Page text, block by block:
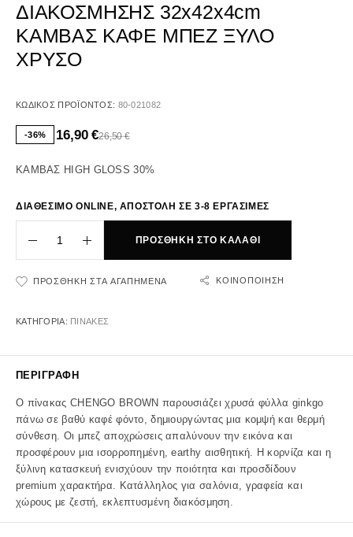
ΔΙΑΚΟΣΜΗΣΗΣ 32x42x4cm
ΚΑΜΒΑΣ ΚΑΦΕ ΜΠΕΖ ΞΥΛΟ
ΧΡΥΣΟ
ΚΩΔΙΚΌΣ ΠΡΟΪΌΝΤΟΣ: 80-021082
-36% 26,50€
16,90€
ΚΑΜΒΑΣ HIGH GLOSS 30%
ΔΙΑΘΕΣΙΜΟ ONLINE, ΑΠΟΣΤΟΛΗ ΣΕ 3-8 ΕΡΓΑΣΙΜΕΣ
ΠΡΟΣΘΉΚΗ ΣΤΟ ΚΑΛΆΘΙ
ΠΡΟΣΘΉΚΗ ΣΤΑ ΑΓΑΠΗΜΈΝΑ ΚΟΙΝΟΠΟΊΗΣΗ
ΚΑΤΗΓΟΡΊΑ: ΠΙΝΑΚΕΣ
ΠΕΡΙΓΡΑΦΉ
Ο πίνακας CHENGO BROWN παρουσιάζει χρυσά φύλλα ginkgo
πάνω σε βαθύ καφέ φόντο, δημιουργώντας μια κομψή και θερμή
σύνθεση. Οι μπεζ αποχρώσεις απαλύνουν την εικόνα και
προσφέρουν μια ισορροπημένη, earthy αισθητική. Η κορνίζα και η
ξύλινη κατασκευή ενισχύουν την ποιότητα και προσδίδουν
premium χαρακτήρα. Κατάλληλος για σαλόνια, γραφεία και
χώρους με ζεστή, εκλεπτυσμένη διακόσμηση.